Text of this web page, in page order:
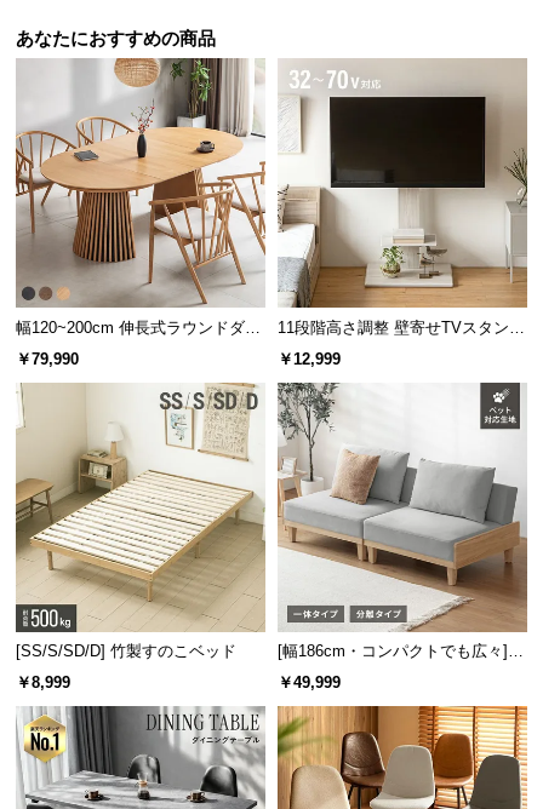
あなたにおすすめの商品
幅120~200cm 伸長式ラウンドダイ
ニングテーブル 6人掛け 天然木突
板 美しい格子デザイン
￥79,990
11段階高さ調整 壁寄せTVスタンド
キャスター付き 上下左右角度調節
￥12,999
[SS/S/SD/D] 竹製すのこベッド
￥8,999
[幅186cm・コンパクトでも広々] 3
人掛けソファベッド リクライニン
￥49,999